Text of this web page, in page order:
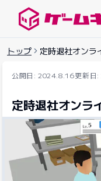
トップ 定時退社オンラ
公開日: 2024.8.16更新日
定時退社オンラ